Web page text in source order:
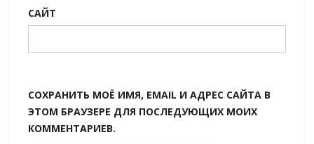
САЙТ
СОХРАНИТЬ МОЁ ИМЯ, EMAIL И АДРЕС САЙТА В
ЭТОМ БРАУЗЕРЕ ДЛЯ ПОСЛЕДУЮЩИХ МОИХ
КОММЕНТАРИЕВ.